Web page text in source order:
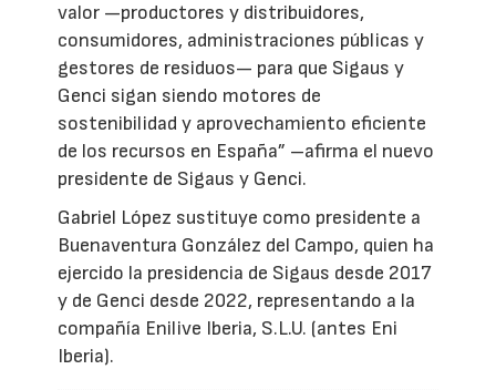
valor —productores y distribuidores,
consumidores, administraciones públicas y
gestores de residuos— para que Sigaus y
Genci sigan siendo motores de
sostenibilidad y aprovechamiento eficiente
de los recursos en España” –afirma el nuevo
presidente de Sigaus y Genci.
Gabriel López sustituye como presidente a
Buenaventura González del Campo, quien ha
ejercido la presidencia de Sigaus desde 2017
y de Genci desde 2022, representando a la
compañía Enilive Iberia, S.L.U. (antes Eni
Iberia).